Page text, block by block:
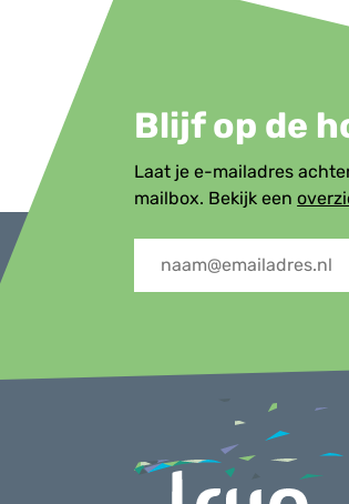
Blijf op de
Laat je e-mailadres
mailbox. Bekijk een